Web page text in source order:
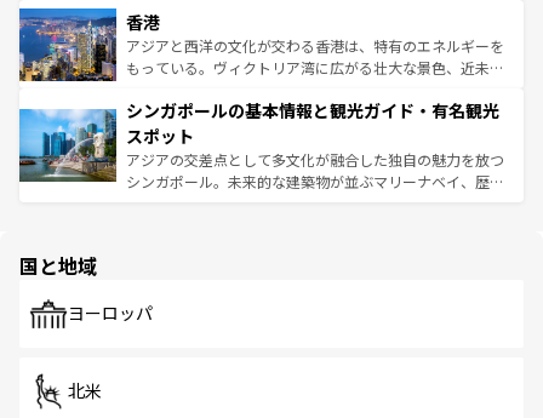
とつ。フォーやバインミー、ベトナムコーヒーなどは、ぜ
ひ現地で味わいたい。どの地域を訪れてもあたたかい人々
が旅行者を迎えてくれるので、きっと忘れられない旅にな
参照してほしい。
の活気が交差している。北部ではチェンマイなどの山岳地
帯で自然と触れ合い、南部ではプーケットやクラビの美し
いビーチでリゾート気分を楽しむことができる。タイ料理
激する。気候は一年中温暖で、どの季節にも異なる楽しみ
が待っている。親しみやすいタイの人々、仏教を中心とし
た文化、そして多様な観光資源が、訪れる旅人を魅了し続
ける。 なお、新着のタイ情報はコンテンツ一覧を参照して
香港
アジアと西洋の文化が交わる香港は、特有のエネルギーを
もっている。ヴィクトリア湾に広がる壮大な景色、近未来
み、どこを訪れても感動するはず。観光スポットが密集し
ており、効率よく見どころを回れるのも魅力。息をのむよ
うな絶景から文化的な体験まで、香港を存分に楽しみ尽く
そう。 なお、新着の香港情報はコンテンツ一覧を参照して
シンガポールの基本情報と観光ガイド・有名観光
スポット
アジアの交差点として多文化が融合した独自の魅力を放つ
シンガポール。未来的な建築物が並ぶマリーナベイ、歴史
で、ホーカーズは地元の風情を楽しめる外せないスポット
国と地域
ヨーロッパ
北米